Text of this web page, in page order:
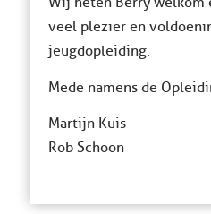
veel plezier en
jeugdopleiding.
Mede namens de
Martijn Kuis
Rob Schoon